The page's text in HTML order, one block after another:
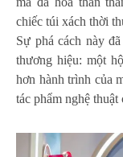
chiếc túi xách thời
Sự phá cách này
thương hiệu: một
hơn hành trình của
tác phẩm nghệ